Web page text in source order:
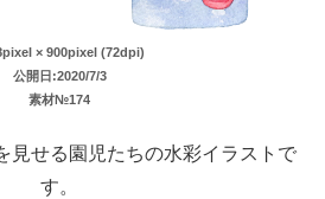
× 900pixel (72dpi)
公開日:2020/7/3
素材№174
見せる園児たちの水彩イラストで
す。